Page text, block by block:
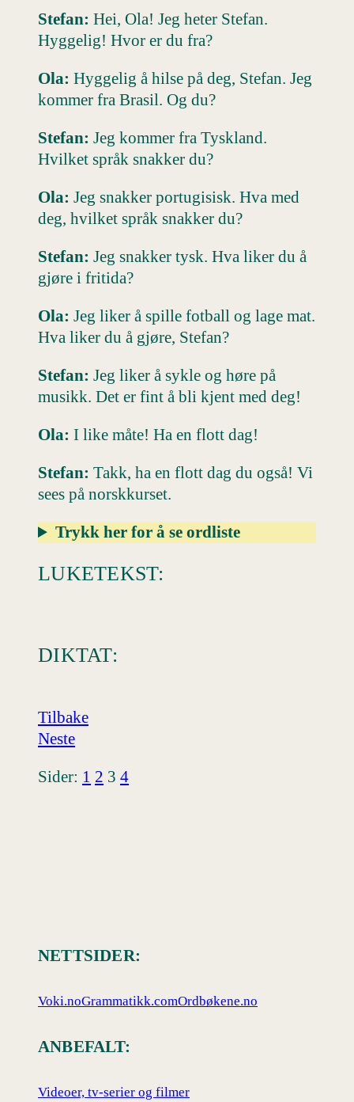
Stefan: Hei, Ola! Jeg heter Stefan.
Hyggelig! Hvor er du fra?
Ola: Hyggelig å hilse på deg, Stefan. Jeg
kommer fra Brasil. Og du?
Stefan: Jeg kommer fra Tyskland.
Hvilket språk snakker du?
Ola: Jeg snakker portugisisk. Hva med
deg, hvilket språk snakker du?
Stefan: Jeg snakker tysk. Hva liker du å
gjøre i fritida?
Ola: Jeg liker å spille fotball og lage mat.
Hva liker du å gjøre, Stefan?
Stefan: Jeg liker å sykle og høre på
musikk. Det er fint å bli kjent med deg!
Ola: I like måte! Ha en flott dag!
Stefan: Takk, ha en flott dag du også! Vi
sees på norskkurset.
Trykk her for å se ordliste
LUKETEKST:
DIKTAT:
Tilbake
Neste
Sider: 1 2 3 4
NETTSIDER:
Voki.noGrammatikk.comOrdbøkene.no
ANBEFALT:
Videoer, tv-serier og filmer